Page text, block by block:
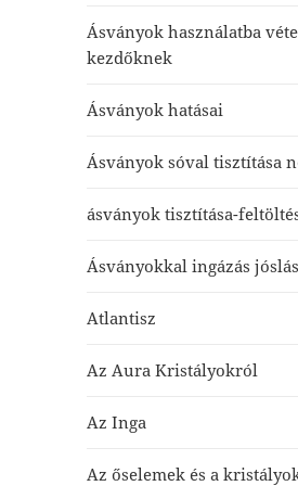
Ásványok használatba
kezdőknek
Ásványok hatásai
Ásványok sóval tisztítása
ásványok tisztítása-
Ásványokkal ingázás jóslás
Atlantisz
Az Aura Kristályokról
Az Inga
Az őselemek és a